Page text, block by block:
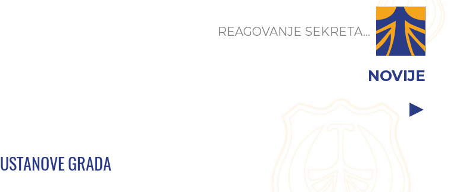
REAGOVANJE SEKRETA...
NOVIJE
USTANOVE GRADA